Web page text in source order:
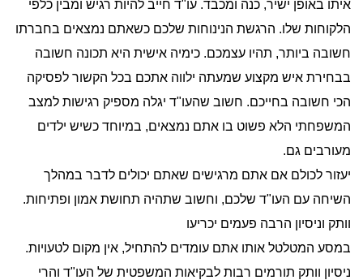
איתו באופן ישיר, כנה ומכבד. עו"ד חייב להיות רגיש ומבין כלפי
הלקוחות שלו. הרגשת הנינוחות שלכם כשאתם נמצאים בחברתו
חשובה ביותר, תהיו עצמכם. כימיה אישית היא תכונה חשובה
בבחירת איש מקצוע שמעתה ילווה אתכם בכל הקשור לפסיקה
הכי חשובה בחייכם. חשוב שהעו"ד יגלה מספיק רגישות למצב
המשפחתי הלא פשוט בו אתם נמצאים, במיוחד כשיש ילדים
מעורבים גם.
יעזור לכולם אם אתם מרגישים שאתם יכולים לדבר במהלך
השיחה עם העו"ד שלכם, וחשוב שתהיה תחושת אמון ופתיחות.
וותק וניסיון הרבה פעמים יכריעו
במסע המטלטל אותו אתם עומדים להתחיל, אין מקום לטעויות.
ניסיון וותק תורמים רבות לבקיאות המשפטית של העו"ד והרי